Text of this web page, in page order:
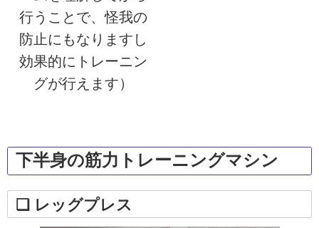
行うことで、怪我の
防止にもなりますし
効果的にトレーニン
グが行えます）
下半身の筋力トレーニングマシン
❏ レッグプレス